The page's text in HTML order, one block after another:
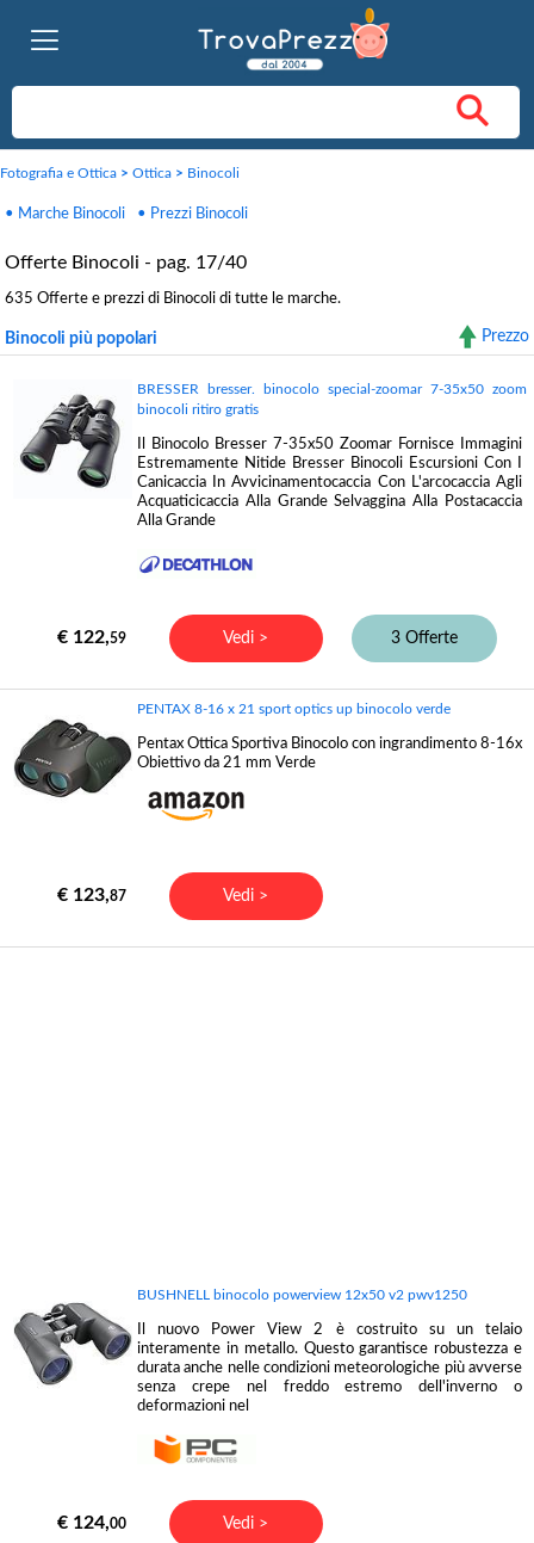
Fotografia e Ottica > Ottica > Binocoli
• Marche Binocoli • Prezzi Binocoli
Offerte Binocoli - pag. 17/40
635 Offerte e prezzi di Binocoli di tutte le marche.
Binocoli più popolari Prezzo
BRESSER bresser. binocolo special-zoomar 7-35x50 zoom
binocoli ritiro gratis
Il Binocolo Bresser 7-35x50 Zoomar Fornisce Immagini
Estremamente Nitide Bresser Binocoli Escursioni Con I
Canicaccia In Avvicinamentocaccia Con L'arcocaccia Agli
Acquaticicaccia Alla Grande Selvaggina Alla Postacaccia
Alla Grande
€ 122,59 Vedi > 3 Offerte
PENTAX 8-16 x 21 sport optics up binocolo verde
Pentax Ottica Sportiva Binocolo con ingrandimento 8-16x
Obiettivo da 21 mm Verde
€ 123,87 Vedi >
BUSHNELL binocolo powerview 12x50 v2 pwv1250
Il nuovo Power View 2 è costruito su un telaio
interamente in metallo. Questo garantisce robustezza e
durata anche nelle condizioni meteorologiche più avverse
senza crepe nel freddo estremo dell'inverno o
deformazioni nel
€ 124,00 Vedi >